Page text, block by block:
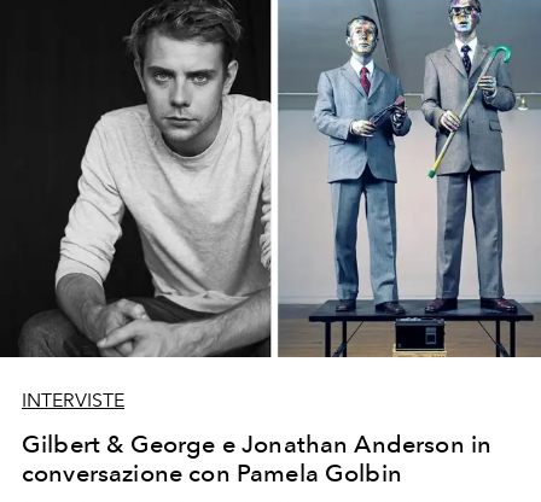
INTERVISTE
Gilbert & George e Jonathan Anderson in
conversazione con Pamela Golbin